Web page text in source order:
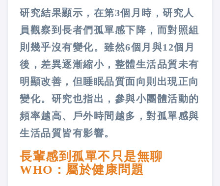
研究結果顯示，在第3個月時，研究人
員觀察到長者們孤單感下降，而對照組
則幾乎沒有變化。雖然6個月與12個月
後，差異逐漸縮小，整體生活品質未有
明顯改善，但睡眠品質面向則出現正向
變化。研究也指出，參與小團體活動的
頻率越高、戶外時間越多，對孤單感與
生活品質皆有影響。
長輩感到孤單不只是無聊
WHO：屬於健康問題